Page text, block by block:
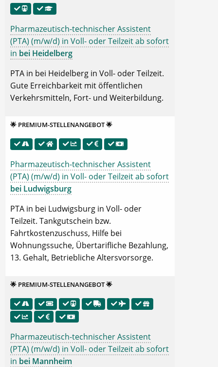
Pharmazeutisch-technischer Assistent
(PTA) (m/w/d) in Voll- oder Teilzeit ab sofort
in bei Heidelberg
PTA in bei Heidelberg in Voll- oder Teilzeit.
Gute Erreichbarkeit mit öffentlichen
Verkehrsmitteln, Fort- und Weiterbildung.
🌟 PREMIUM-STELLENANGEBOT 🌟
Pharmazeutisch-technischer Assistent
(PTA) (m/w/d) in Voll- oder Teilzeit ab sofort
bei Ludwigsburg
PTA in bei Ludwigsburg in Voll- oder
Teilzeit. Tankgutschein bzw.
Fahrtkostenzuschuss, Hilfe bei
Wohnungssuche, Übertarifliche Bezahlung,
13. Gehalt, Betriebliche Altersvorsorge.
🌟 PREMIUM-STELLENANGEBOT 🌟
Pharmazeutisch-technischer Assistent
(PTA) (m/w/d) in Voll- oder Teilzeit ab sofort
in bei Mannheim